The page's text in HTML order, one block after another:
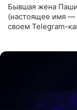
Бывшая жена
(настоящее имя —
своем Telegram-